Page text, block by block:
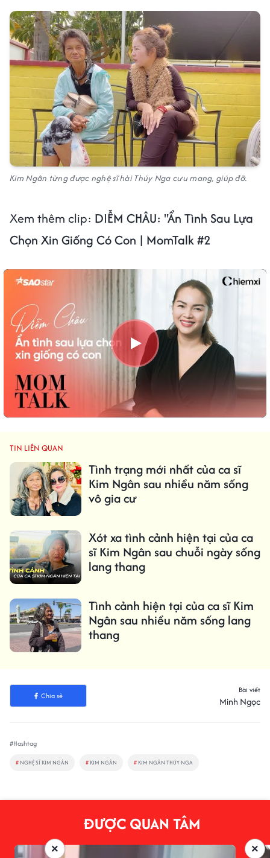
Kim Ngân từng được nghệ sĩ hài Thúy Nga cưu mang, giúp đỡ.
Xem thêm clip: DIỄM CHÂU: "Ẩn Tình Sau Lựa
Chọn Xin Giống Có Con | MomTalk #2
TIN LIÊN QUAN
Tình trạng mới nhất của ca sĩ
Kim Ngân sau nhiều năm sống
vô gia cư
Xót xa tình cảnh hiện tại của ca
sĩ Kim Ngân sau chuỗi ngày sống
lang thang
Tình cảnh hiện tại của ca sĩ Kim
Ngân sau nhiều năm sống lang
thang
Chia sẻ
Bài viết
Minh Ngọc
#Hashtag
# NGHỆ SĨ KIM NGÂN # KIM NGÂN # KIM NGÂN THÚY NGA
ĐƯỢC QUAN TÂM
×
×